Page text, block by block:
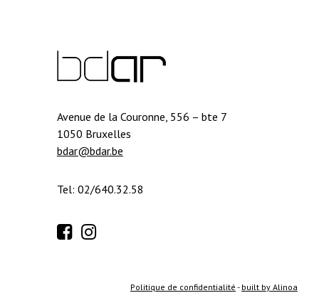
Avenue de la Couronne, 556 – bte 7
1050 Bruxelles
bdar@bdar.be
Tel: 02/640.32.58
Politique de confidentialité - built by Alinoa